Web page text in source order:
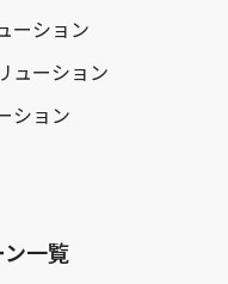
ーション
ューション
ション
一覧